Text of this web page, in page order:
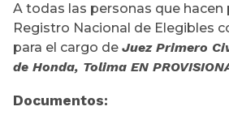
A todas las personas que
Registro Nacional de Elegibles
para el cargo de Juez Primero
de Honda, Tolima EN
Documentos: